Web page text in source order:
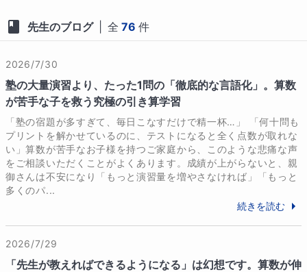
ばたかれることを心より応援しております。
ーズに数3Cに入れるように私も尽力してま
先生のブログ 全 76 件
2026/7/30
塾の大量演習より、たった1問の「徹底的な言語化」。算数
が苦手な子を救う究極の引き算学習
「塾の宿題が多すぎて、毎日こなすだけで精一杯…」 「何十問も
プリントを解かせているのに、テストになると全く点数が取れな
い」算数が苦手なお子様を持つご家庭から、このような悲痛な声
をご相談いただくことがよくあります。成績が上がらないと、親
御さんは不安になり「もっと演習量を増やさなければ」「もっと
多くのパ...
続きを読む
2026/7/29
「先生が教えればできるようになる」は幻想です。算数が伸